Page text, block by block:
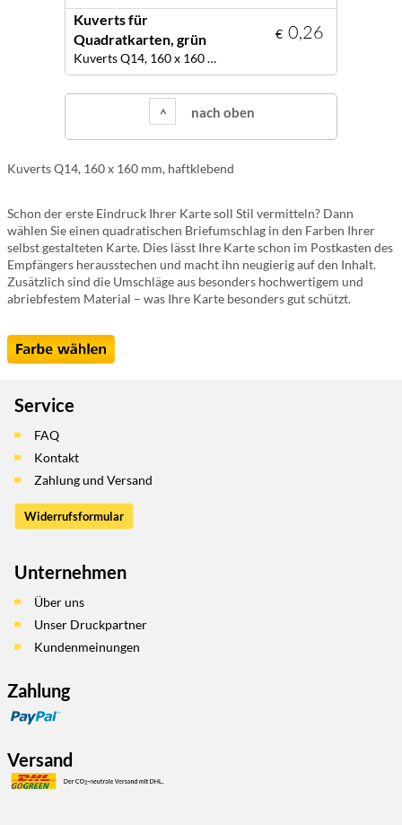
€ 0,26
Kuverts für
Quadratkarten, grün
Kuverts Q14, 160 x 160 mm, Farbe grün
nach oben
Kuverts Q14, 160 x 160 mm, haftklebend
Schon der erste Eindruck Ihrer Karte soll Stil vermitteln? Dann
wählen Sie einen quadratischen Briefumschlag in den Farben Ihrer
selbst gestalteten Karte. Dies lässt Ihre Karte schon im Postkasten des
Empfängers herausstechen und macht ihn neugierig auf den Inhalt.
Zusätzlich sind die Umschläge aus besonders hochwertigem und
abriebfestem Material – was Ihre Karte besonders gut schützt.
Service
FAQ
Kontakt
Zahlung und Versand
Widerrufsformular
Unternehmen
Über uns
Unser Druckpartner
Kundenmeinungen
Zahlung
Versand